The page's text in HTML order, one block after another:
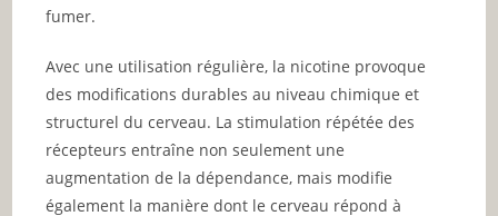
fumer.
Avec une utilisation régulière, la nicotine provoque
des modifications durables au niveau chimique et
structurel du cerveau. La stimulation répétée des
récepteurs entraîne non seulement une
augmentation de la dépendance, mais modifie
également la manière dont le cerveau répond à